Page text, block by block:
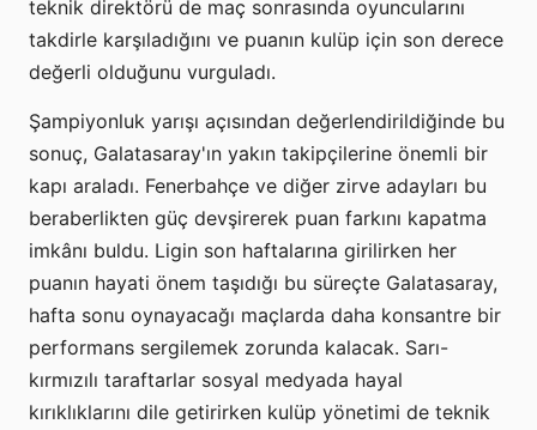
teknik direktörü de maç sonrasında oyuncularını
takdirle karşıladığını ve puanın kulüp için son derece
değerli olduğunu vurguladı.
Şampiyonluk yarışı açısından değerlendirildiğinde bu
sonuç, Galatasaray'ın yakın takipçilerine önemli bir
kapı araladı. Fenerbahçe ve diğer zirve adayları bu
beraberlikten güç devşirerek puan farkını kapatma
imkânı buldu. Ligin son haftalarına girilirken her
puanın hayati önem taşıdığı bu süreçte Galatasaray,
hafta sonu oynayacağı maçlarda daha konsantre bir
performans sergilemek zorunda kalacak. Sarı-
kırmızılı taraftarlar sosyal medyada hayal
kırıklıklarını dile getirirken kulüp yönetimi de teknik